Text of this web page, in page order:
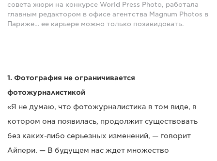
совета жюри на конкурсе World Press Photo, работала
главным редактором в офисе агентства Magnum Photos в
Париже… ее карьере можно только позавидовать.
1. Фотография не ограничивается
фотожурналистикой
«Я не думаю, что фотожурналистика в том виде, в
котором она появилась, продолжит существовать
без каких-либо серьезных изменений, — говорит
Айпери. — В будущем нас ждет множество